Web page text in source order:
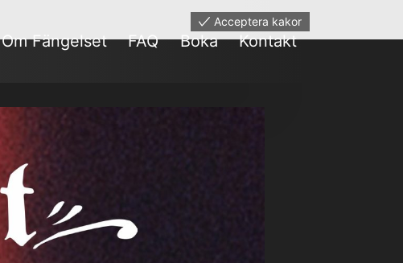
Om Fängelset FAQ Boka Kontakt
Acceptera kakor